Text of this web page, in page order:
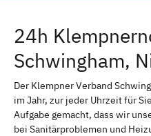
24h
Schwingham,
Der Klempner Verband
im Jahr, zur jeder Uhrzeit für
Aufgabe gemacht, dass wir
bei Sanitärproblemen und